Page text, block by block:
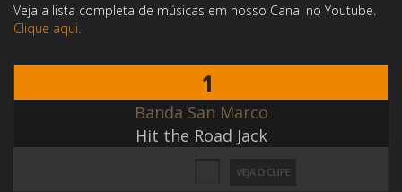
Veja a lista completa de músicas em nosso Canal no Youtube.
Clique aqui.
1
Banda San Marco
Hit the Road Jack